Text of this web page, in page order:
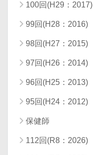
100回(H29：2017)
99回(H28：2016)
98回(H27：2015)
97回(H26：2014)
96回(H25：2013)
95回(H24：2012)
保健師
112回(R8：2026)